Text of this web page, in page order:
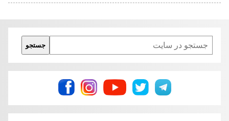
Search
جستجو